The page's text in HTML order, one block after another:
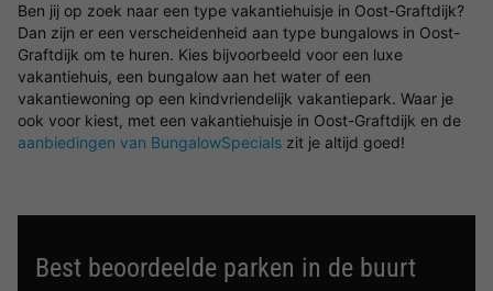
Ben jij op zoek naar een type vakantiehuisje in Oost-Graftdijk?
Dan zijn er een verscheidenheid aan type bungalows in Oost-
Graftdijk om te huren. Kies bijvoorbeeld voor een luxe
vakantiehuis, een bungalow aan het water of een
vakantiewoning op een kindvriendelijk vakantiepark. Waar je
ook voor kiest, met een vakantiehuisje in Oost-Graftdijk en de
aanbiedingen van BungalowSpecials zit je altijd goed!
Best beoordeelde parken in de buurt